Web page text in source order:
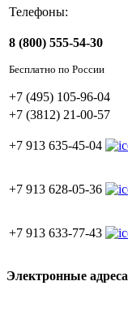
Телефоны:
8 (800) 555-54-30
Бесплатно по России
+7 (495) 105-96-04
+7 (3812) 21-00-57
+7 913 635-45-04
+7 913 628-05-36
+7 913 633-77-43
Электронные адреса